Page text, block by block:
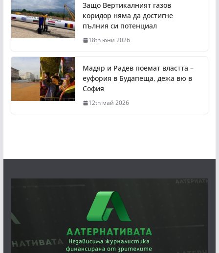
Защо Вертикалният газов
коридор няма да достигне
пълния си потенциал
18th юни 2026
Мадяр и Радев поемат властта –
еуфория в Будапеща, дежа вю в
София
12th май 2026